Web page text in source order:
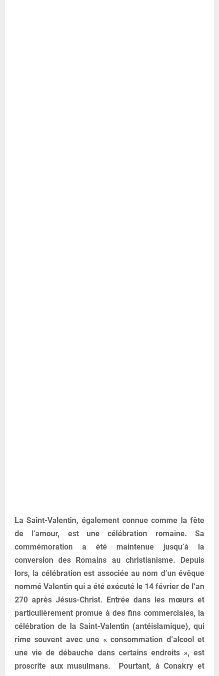
La Saint-Valentin, également connue comme la fête
de l’amour, est une célébration romaine. Sa
commémoration a été maintenue jusqu’à la
conversion des Romains au christianisme. Depuis
lors, la célébration est associée au nom d’un évêque
nommé Valentin qui a été exécuté le 14 février de l’an
270 après Jésus-Christ. Entrée dans les mœurs et
particulièrement promue à des fins commerciales, la
célébration de la Saint-Valentin (antéislamique), qui
rime souvent avec une « consommation d’alcool et
une vie de débauche dans certains endroits », est
proscrite aux musulmans. Pourtant, à Conakry et